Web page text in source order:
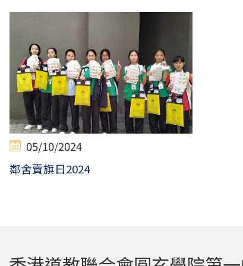
05/10/2024
鄰舍賣旗日2024